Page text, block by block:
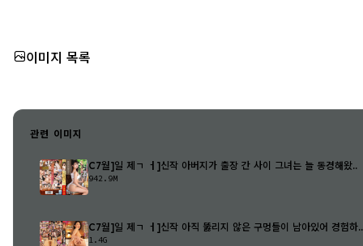
이미지 목록
관련 이미지
C7월]일 제ㄱ ㅓ]신작 아버지가 출장 간 사이 그녀는 늘 동경해왔..
942.9M
C7월]일 제ㄱ ㅓ]신작 아직 뚫리지 않은 구멍들이 남아있어 경험하..
1.4G